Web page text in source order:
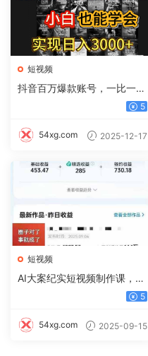
短视频
抖音百万爆款账号，一比一复
刻内容教程，从0-1实操课，
入10w+
5
54xg.com 2025-12-17
短视频
AI大案纪实短视频制作课，文
案生成+剪辑教学+伙伴计划 5
54xg.com 2025-09-15